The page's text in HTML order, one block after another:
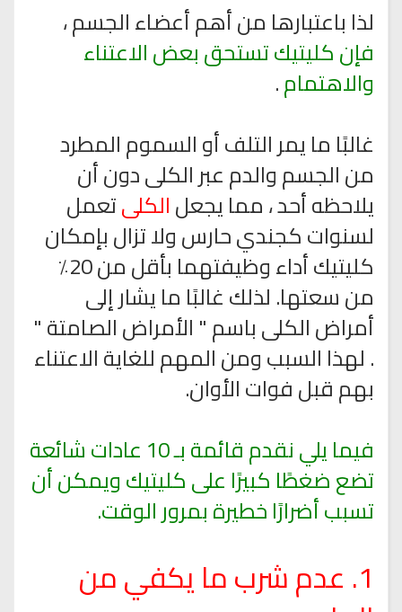
لذا باعتبارها من أهم أعضاء الجسم ،
فإن كليتيك تستحق بعض الاعتناء
والاهتمام.
غالبًا ما يمر التلف أو السموم المطرد
من الجسم والدم عبر الكلى دون أن
يلاحظه أحد ، مما يجعلالكلىتعمل
لسنوات كجندي حارس ولا تزال بإمكان
كليتيك أداء وظيفتهما بأقل من 20٪
من سعتها. لذلك غالبًا ما يشار إلى
أمراض الكلى باسم " الأمراض الصامتة "
. لهذا السبب ومن المهم للغاية الاعتناء
بهم قبل فوات الأوان.
فيما يلي نقدم قائمة بـ 10 عادات شائعة
تضع ضغطًا كبيرًا على كليتيك ويمكن أن
تسبب أضرارًا خطيرة بمرور الوقت.
1. عدم شرب ما يكفي من